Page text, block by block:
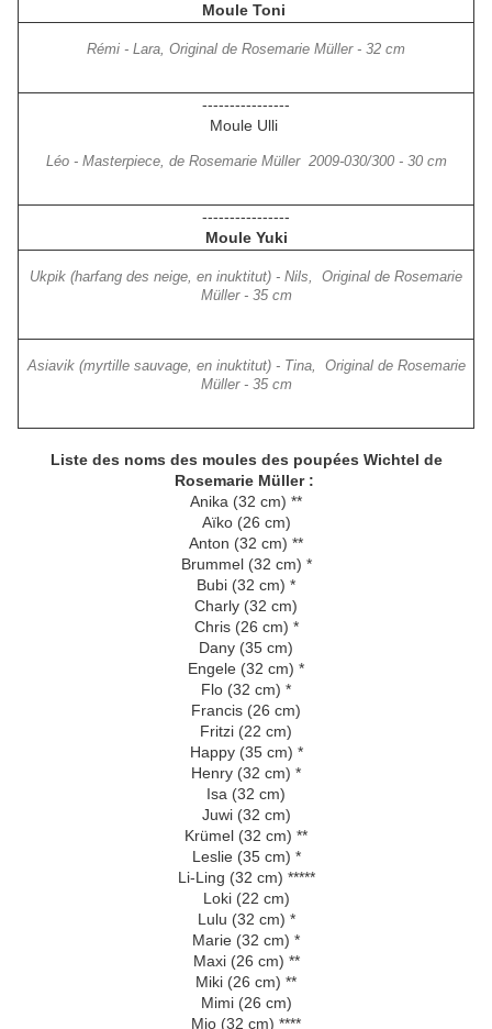
Moule Toni
Rémi - Lara, Original de Rosemarie Müller - 32 cm
----------------
Moule Ulli
Léo - Masterpiece, de Rosemarie Müller 2009-030/300 - 30 cm
----------------
Moule Yuki
Ukpik (harfang des neige, en inuktitut) - Nils, Original de Rosemarie
Müller - 35 cm
Asiavik (myrtille sauvage, en inuktitut) - Tina, Original de Rosemarie
Müller - 35 cm
Liste des noms des moules des poupées Wichtel de
Rosemarie Müller :
Anika (32 cm) **
Aïko (26 cm)
Anton (32 cm) **
Brummel (32 cm) *
Bubi (32 cm) *
Charly (32 cm)
Chris (26 cm) *
Dany (35 cm)
Engele (32 cm) *
Flo (32 cm) *
Francis (26 cm)
Fritzi (22 cm)
Happy (35 cm) *
Henry (32 cm) *
Isa (32 cm)
Juwi (32 cm)
Krümel (32 cm) **
Leslie (35 cm) *
Li-Ling (32 cm) *****
Loki (22 cm)
Lulu (32 cm) *
Marie (32 cm) *
Maxi (26 cm) **
Miki (26 cm) **
Mimi (26 cm)
Mio (32 cm) ****